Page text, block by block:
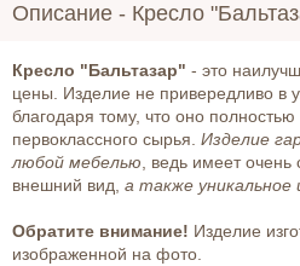
Описание - Кресло
Кресло "Бальтазар" - это
цены. Изделие не привередливо в
благодаря тому, что оно
первоклассного сырья. Изделие
любой мебелью, ведь имеет очень
внешний вид, а также уникальное
Обратите внимание! Изделие
изображенной на фото.